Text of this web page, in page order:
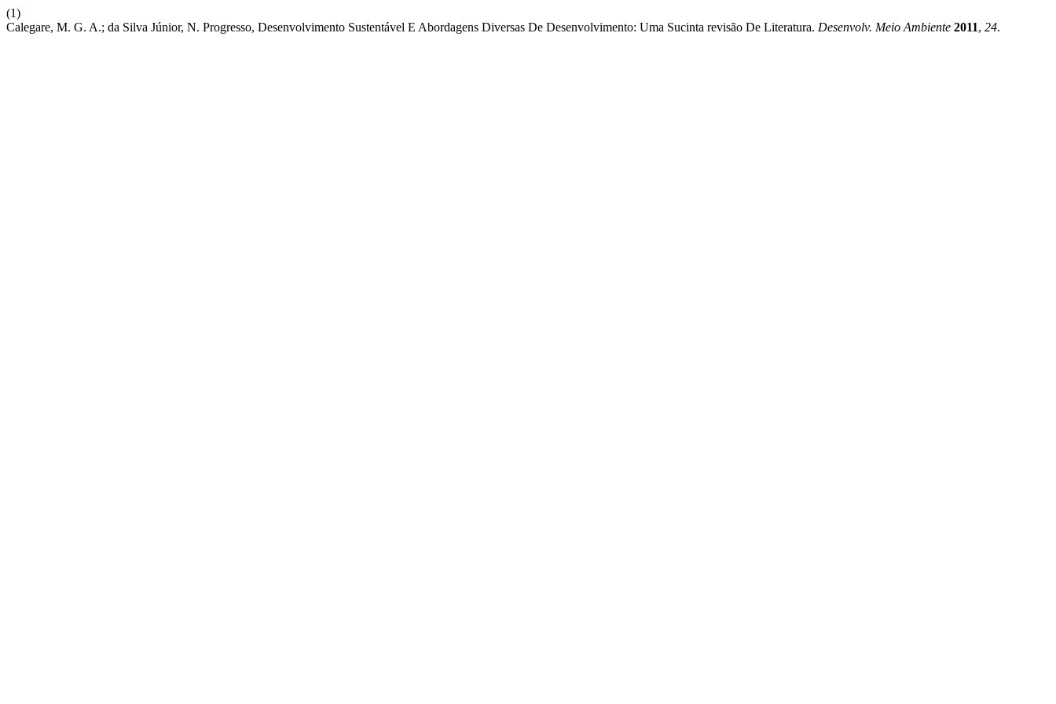
(1)
Calegare, M. G. A.; da Silva Júnior, N. Progresso, Desenvolvimento Sustentável E Abordagens Diversas De Desenvolvimento: Uma Sucinta revisão De Literatura. Desenvolv. Meio Ambiente 2011, 24.